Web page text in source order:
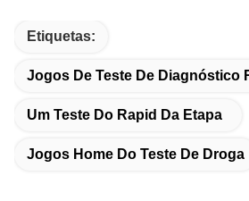
Etiquetas:
Jogos De Teste De Diagnóstico
Um Teste Do Rapid Da Etapa
Jogos Home Do Teste De Droga